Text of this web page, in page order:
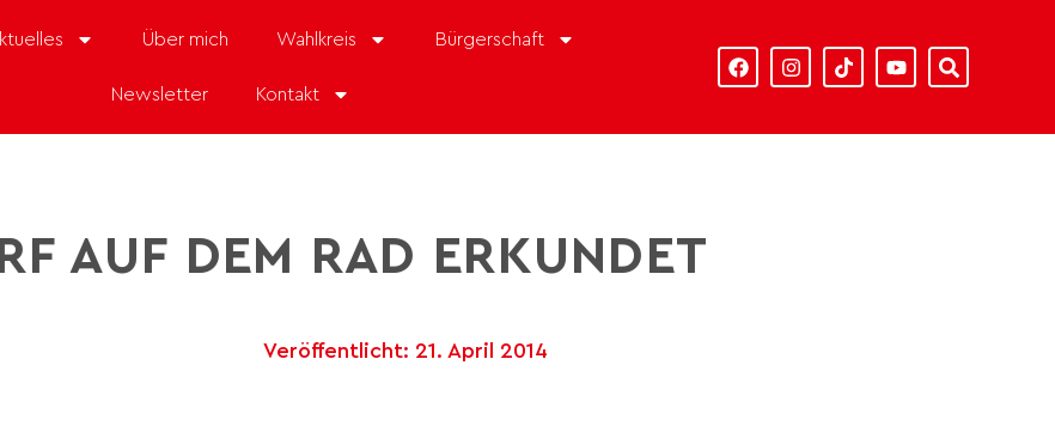
Über mich Wahlkreis Bürgerschaft
Newsletter Kontakt
AUF DEM RAD ERKUNDET
Veröffentlicht: 21. April 2014